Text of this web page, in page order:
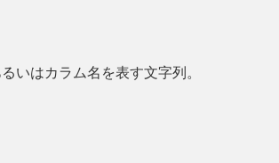
いはカラム名を表す文字列。